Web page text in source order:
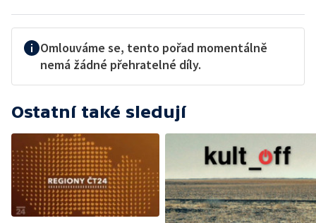
Omlouváme se, tento pořad momentálně
nemá žádné přehratelné díly.
Ostatní také sledují